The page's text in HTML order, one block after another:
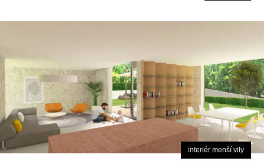
interiér menší vily